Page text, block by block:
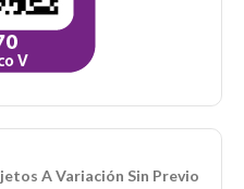
A Variación Sin Previo